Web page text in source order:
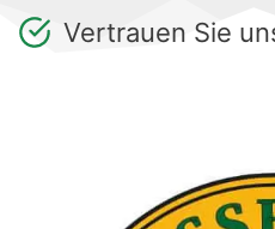
Vertrauen Sie